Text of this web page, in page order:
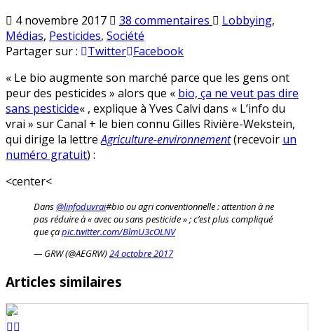
4 novembre 2017 38 commentaires sur
:
« Bio,
ça
ne
veut
pesticide »
Publié
Lobbying,
Médias, Pesticides, Société
Partager sur :
Twitter Facebook
« Le bio augmente son marché parce que les gens ont
peur des pesticides » alors que « bio, ça ne veut pas dire
sans pesticide« , explique à Yves Calvi dans « L’info du
vrai » sur Canal + le bien connu Gilles Rivière-Wekstein,
qui dirige la lettreAgriculture-environnement(recevoir un
numéro gratuit) :
<center<
Dans@linfoduvrai#bio ou agri conventionnelle : attention à ne
pas réduire à « avec ou sans pesticide » ; c’est plus compliqué
que çapic.twitter.com/BlmU3cOLNV
— GRW (@AEGRW)24 octobre 2017
Articles similaires